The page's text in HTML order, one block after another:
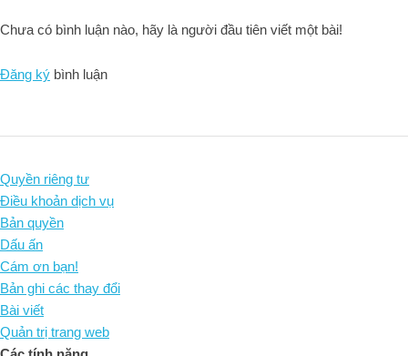
Chưa có bình luận nào, hãy là người đầu tiên viết một bài!
Đăng ký bình luận
Quyền riêng tư
Điều khoản dịch vụ
Bản quyền
Dấu ấn
Cám ơn bạn!
Bản ghi các thay đổi
Bài viết
Quản trị trang web